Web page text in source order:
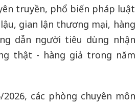
truyền, phổ biến pháp luật
gian lận thương mại, hàng
dẫn người tiêu dùng nhận
thật - hàng giả trong năm
các phòng chuyên môn